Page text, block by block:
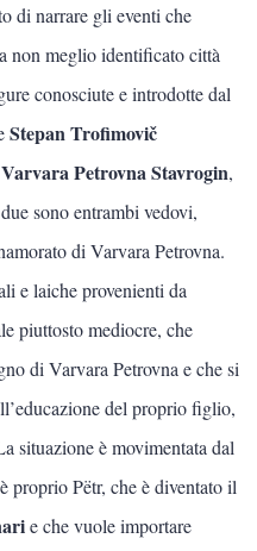
di narrare gli eventi che
non meglio identificato città
conosciute e introdotte dal
Stepan Trofimovič
Varvara Petrovna Stavrogin,
sono entrambi vedovi,
di Varvara Petrovna.
e laiche provenienti da
piuttosto mediocre, che
di Varvara Petrovna e che si
del proprio figlio,
situazione è movimentata dal
proprio Pëtr, che è diventato il
e che vuole importare